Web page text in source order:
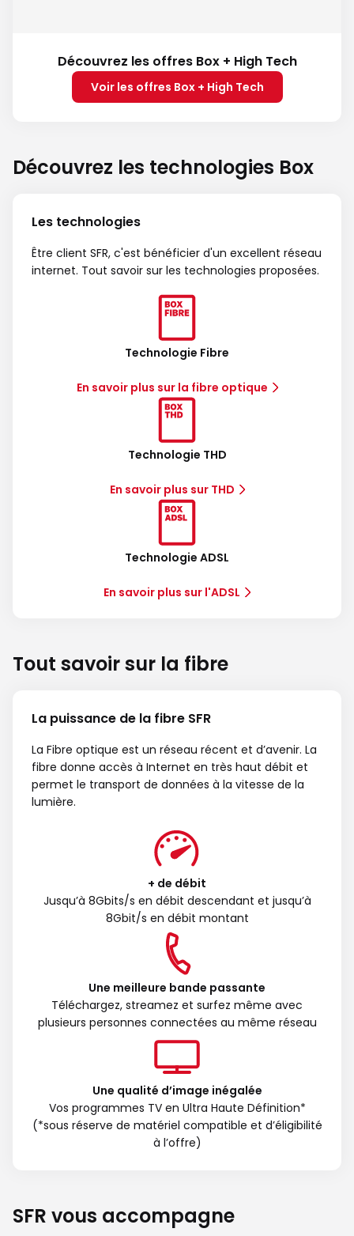
Découvrez les offres Box + High Tech
Voir les offres Box + High Tech
Découvrez les technologies Box
Les technologies
Être client SFR, c'est bénéficier d'un excellent réseau
internet. Tout savoir sur les technologies proposées.
Technologie Fibre
En savoir plus sur la fibre optique
Technologie THD
En savoir plus sur THD
Technologie ADSL
En savoir plus sur l'ADSL
Tout savoir sur la fibre
La puissance de la fibre SFR
La Fibre optique est un réseau récent et d’avenir. La
fibre donne accès à Internet en très haut débit et
permet le transport de données à la vitesse de la
lumière.
+ de débit
Jusqu’à 8Gbits/s en débit descendant et jusqu’à
8Gbit/s en débit montant
Une meilleure bande passante
Téléchargez, streamez et surfez même avec
plusieurs personnes connectées au même réseau
Une qualité d’image inégalée
Vos programmes TV en Ultra Haute Définition*
(*sous réserve de matériel compatible et d’éligibilité
à l’offre)
SFR vous accompagne